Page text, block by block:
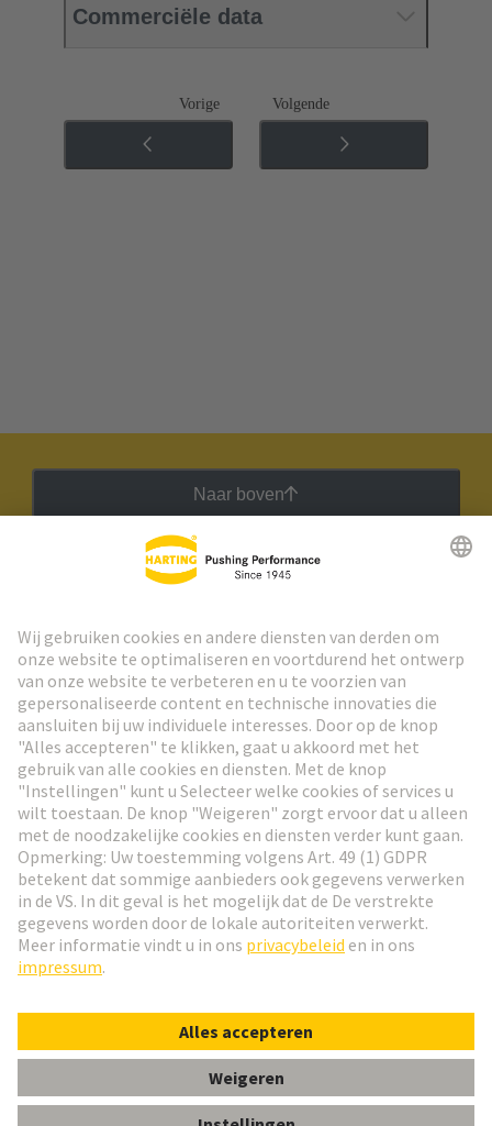
Commerciële data
Vorige Volgende
Naar boven
Ga naar registratie
Social Media
Nederlands
© HARTING Technology Group
AfdrukPrivacybeleid Cookie-instellingen
Gebruiksvoorwaarden